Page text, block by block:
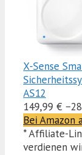
X-Sense
AS12
149,99 €
Bei Amazon
* Affiliate-
verdienen